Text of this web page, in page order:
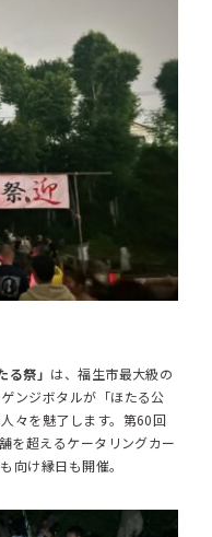
る祭」 は、福生市最大級の
ンジボタルが「ほたる公
々を魅了します。第60回
を超えるケータリングカー
向け縁日も開催。